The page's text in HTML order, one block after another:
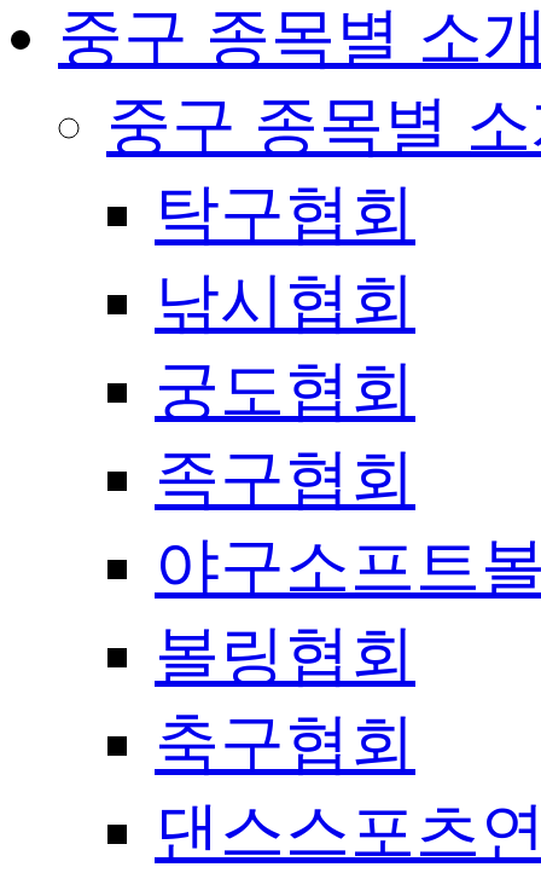
중구 종목별 소
중구 종목별
탁구협회
낚시협회
궁도협회
족구협회
야구소프트
볼링협회
축구협회
댄스스포츠